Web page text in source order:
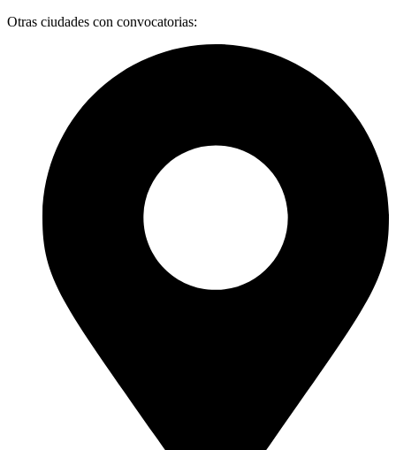
Otras ciudades con convocatorias: